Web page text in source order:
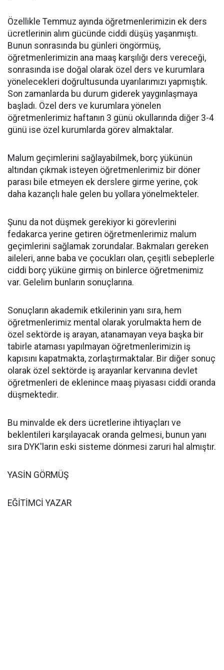
Özellikle Temmuz ayında öğretmenlerimizin ek ders
ücretlerinin alım gücünde ciddi düşüş yaşanmıştı.
Bunun sonrasında bu günleri öngörmüş,
öğretmenlerimizin ana maaş karşılığı ders vereceği,
sonrasında ise doğal olarak özel ders ve kurumlara
yönelecekleri doğrultusunda uyarılarımızı yapmıştık.
Son zamanlarda bu durum giderek yaygınlaşmaya
başladı. Özel ders ve kurumlara yönelen
öğretmenlerimiz haftanın 3 günü okullarında diğer 3-4
günü ise özel kurumlarda görev almaktalar.
Malum geçimlerini sağlayabilmek, borç yükünün
altından çıkmak isteyen öğretmenlerimiz bir döner
parası bile etmeyen ek derslere girme yerine, çok
daha kazançlı hale gelen bu yollara yönelmekteler.
Şunu da not düşmek gerekiyor ki görevlerini
fedakarca yerine getiren öğretmenlerimiz malum
geçimlerini sağlamak zorundalar. Bakmaları gereken
aileleri, anne baba ve çocukları olan, çeşitli sebeplerle
ciddi borç yüküne girmiş on binlerce öğretmenimiz
var. Gelelim bunların sonuçlarına.
Sonuçların akademik etkilerinin yanı sıra, hem
öğretmenlerimiz mental olarak yorulmakta hem de
özel sektörde iş arayan, atanamayan veya başka bir
tabirle ataması yapılmayan öğretmenlerimizin iş
kapısını kapatmakta, zorlaştırmaktalar. Bir diğer sonuç
olarak özel sektörde iş arayanlar kervanına devlet
öğretmenleri de eklenince maaş piyasası ciddi oranda
düşmektedir.
Bu minvalde ek ders ücretlerine ihtiyaçları ve
beklentileri karşılayacak oranda gelmesi, bunun yanı
sıra DYK'ların eski sisteme dönmesi zaruri hal almıştır.
YASİN GÖRMÜŞ
EĞİTİMCİ YAZAR